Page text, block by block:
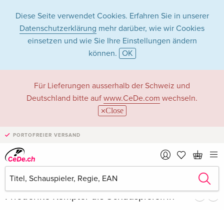
Diese Seite verwendet Cookies. Erfahren Sie in unserer
Datenschutzerklärung mehr darüber, wie wir Cookies
einsetzen und wie Sie Ihre Einstellungen ändern
können. OK
Für Lieferungen ausserhalb der Schweiz und
Deutschland bitte auf www.CeDe.com wechseln.
Close
PORTOFREIER VERSAND
Friederike Kempter
in Filme - Alle
Formate
Artikel von Friederike Kempter anzeigen imkompletten Shop
Friederike Kempter als Schauspieler/in